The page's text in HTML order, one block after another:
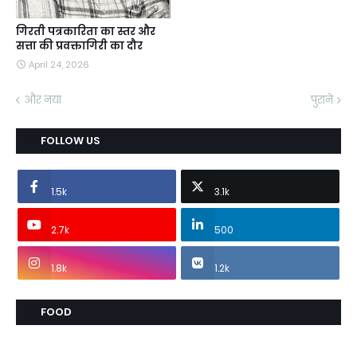
गिरती पत्रकारिता का स्तर और
सत्ता की प्रवक्तागिरी का दौर
April 24, 2026
और नया पुराने
FOLLOW US
1.5k 3.1k
2.7k 500
1.8k 1.2k
FOOD